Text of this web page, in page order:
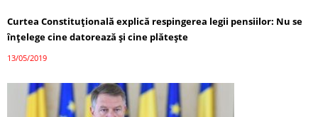
Curtea Constituțională explică respingerea legii pensiilor: Nu se
înţelege cine datorează şi cine plăteşte
13/05/2019